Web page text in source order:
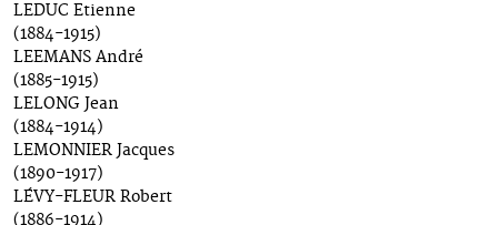
LEDUC Etienne
(1884-1915)
LEEMANS André
(1885-1915)
LELONG Jean
(1884-1914)
LEMONNIER Jacques
(1890-1917)
LÉVY-FLEUR Robert